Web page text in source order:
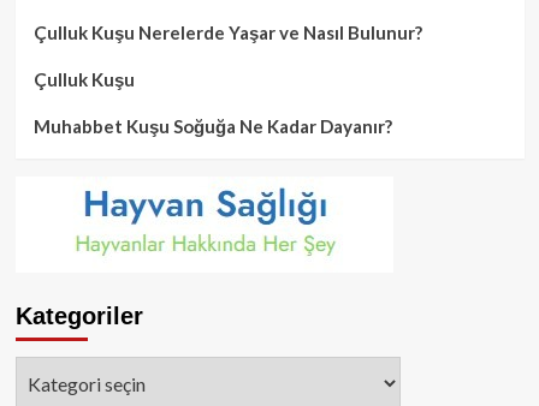
Çulluk Kuşu Nerelerde Yaşar ve Nasıl Bulunur?
Çulluk Kuşu
Muhabbet Kuşu Soğuğa Ne Kadar Dayanır?
Kategoriler